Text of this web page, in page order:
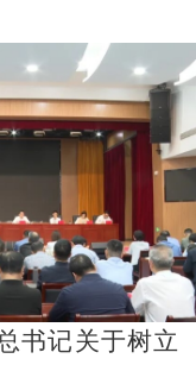
书记关于树立